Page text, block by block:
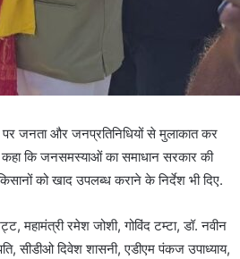
पर जनता और जनप्रतिनिधियों से मुलाकात कर
कि जनसमस्याओं का समाधान सरकार की
को खाद उपलब्ध कराने के निर्देश भी दिए.
महामंत्री रमेश जोशी, गोविंद टम्टा, डॉ. नवीन
सीडीओ दिवेश शासनी, एडीएम पंकज उपाध्याय,